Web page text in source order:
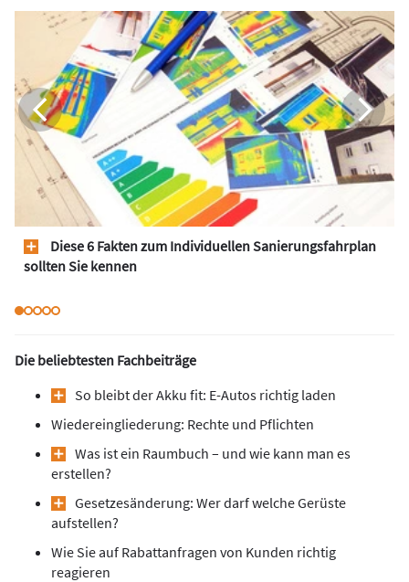
Diese 6 Fakten zum Individuellen Sanierungsfahrplan
sollten Sie kennen
Die beliebtesten Fachbeiträge
So bleibt der Akku fit: E-Autos richtig laden
Wiedereingliederung: Rechte und Pflichten
Was ist ein Raumbuch – und wie kann man es
erstellen?
Gesetzesänderung: Wer darf welche Gerüste
aufstellen?
Wie Sie auf Rabattanfragen von Kunden richtig
reagieren